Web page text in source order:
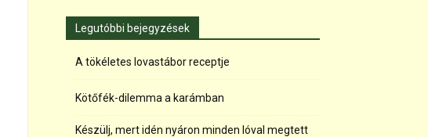
Legutóbbi bejegyzések
A tökéletes lovastábor receptje
Kötőfék-dilemma a karámban
Készülj, mert idén nyáron minden lóval megtett